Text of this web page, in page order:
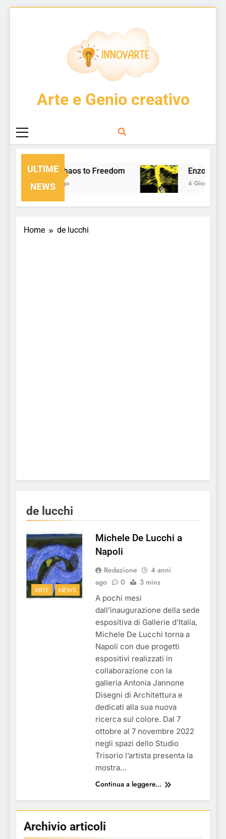
InnovArte
Arte e Genio creativo
ULTIME
NEWS
From Chaos to Freedom
14 Ore Ago
Enzo
4 Giorni Ago
Home de lucchi
de lucchi
ARTE NEWS
Michele De Lucchi a
Napoli
Redazione
4 anni
ago
0 3 mins
A pochi mesi
dall’inaugurazione della sede
espositiva di Gallerie d’Italia,
Michele De Lucchi torna a
Napoli con due progetti
espositivi realizzati in
collaborazione con la
galleria Antonia Jannone
Disegni di Architettura e
dedicati alla sua nuova
ricerca sul colore. Dal 7
ottobre al 7 novembre 2022
negli spazi dello Studio
Trisorio l’artista presenta la
mostra…
Continua a leggere...
Archivio articoli